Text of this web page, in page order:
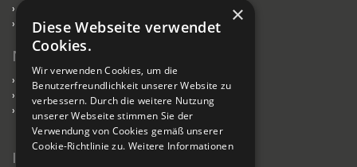
›scankab@scankab.de
›
Mitarbeiter
Nachhaltigkeit
›
Nachhaltigkeit
›
Kabel für nachhaltiges Bauen
› Verantwortlich handelnde Fabriken
Information
×
Diese Webseite verwendet
Cookies.
Wir verwenden Cookies, um die
Benutzerfreundlichkeit unserer Website zu
verbessern. Durch die weitere Nutzung
unserer Webseite stimmen Sie der
Verwendung von Cookies gemäß unserer
Cookie-Richtlinie zu. Weitere Informationen